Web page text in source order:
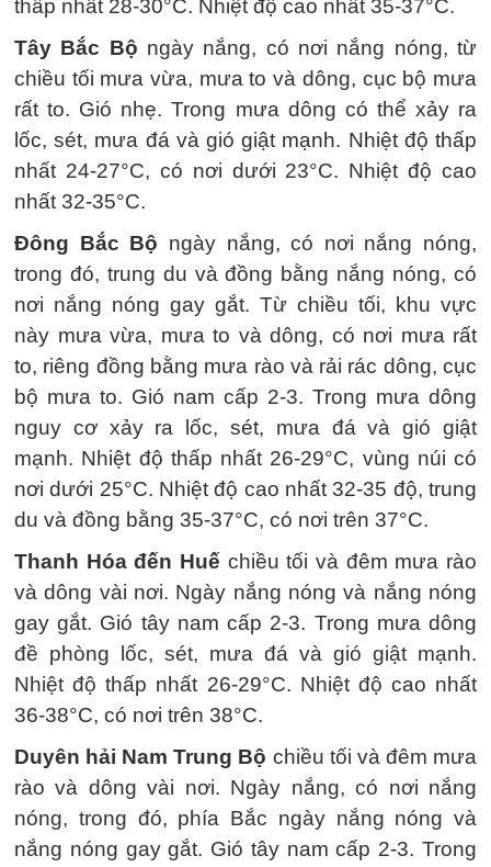
thấp nhất 28-30°C. Nhiệt độ cao nhất 35-37°C.
Tây Bắc Bộ ngày nắng, có nơi nắng nóng, từ
chiều tối mưa vừa, mưa to và dông, cục bộ mưa
rất to. Gió nhẹ. Trong mưa dông có thể xảy ra
lốc, sét, mưa đá và gió giật mạnh. Nhiệt độ thấp
nhất 24-27°C, có nơi dưới 23°C. Nhiệt độ cao
nhất 32-35°C.
Đông Bắc Bộ ngày nắng, có nơi nắng nóng,
trong đó, trung du và đồng bằng nắng nóng, có
nơi nắng nóng gay gắt. Từ chiều tối, khu vực
này mưa vừa, mưa to và dông, có nơi mưa rất
to, riêng đồng bằng mưa rào và rải rác dông, cục
bộ mưa to. Gió nam cấp 2-3. Trong mưa dông
nguy cơ xảy ra lốc, sét, mưa đá và gió giật
mạnh. Nhiệt độ thấp nhất 26-29°C, vùng núi có
nơi dưới 25°C. Nhiệt độ cao nhất 32-35 độ, trung
du và đồng bằng 35-37°C, có nơi trên 37°C.
Thanh Hóa đến Huế chiều tối và đêm mưa rào
và dông vài nơi. Ngày nắng nóng và nắng nóng
gay gắt. Gió tây nam cấp 2-3. Trong mưa dông
đề phòng lốc, sét, mưa đá và gió giật mạnh.
Nhiệt độ thấp nhất 26-29°C. Nhiệt độ cao nhất
36-38°C, có nơi trên 38°C.
Duyên hải Nam Trung Bộ chiều tối và đêm mưa
rào và dông vài nơi. Ngày nắng, có nơi nắng
nóng, trong đó, phía Bắc ngày nắng nóng và
nắng nóng gay gắt. Gió tây nam cấp 2-3. Trong